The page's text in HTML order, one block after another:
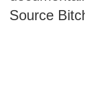
Source